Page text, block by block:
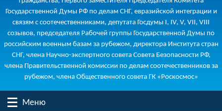
Государственной Думы РФ по делам СНГ, евразийской интеграции и
связям с соотечественниками, депутата Госдумы I, IV, V, VII, VIII
созывов, председателя Рабочей группы Государственной Думы по
российским военным базам за рубежом, директора Института стран
СНГ, члена Научно-экспертного совета Совета Безопасности РФ,
члена Правительственной комиссии по делам соотечественников за
рубежом, члена Общественного совета ГК «Роскосмос»
Меню